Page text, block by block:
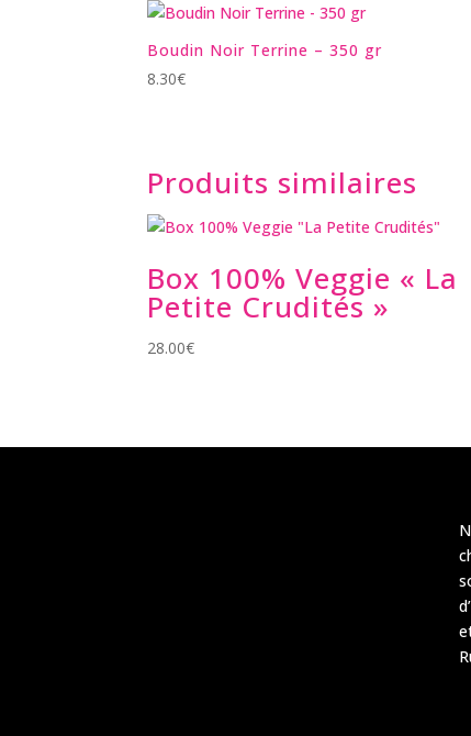
Boudin Noir Terrine – 350 gr
8.30€
Produits similaires
Box 100% Veggie « La
Petite Crudités »
28.00€